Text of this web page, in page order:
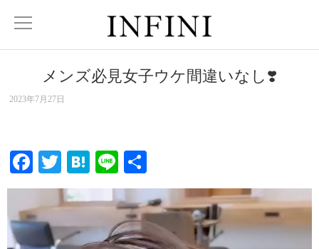
メンズ必見女子ウケ間違いなし❣️
2023年7月27日
Facebook
TwitterHatena
Line
有
プ
レ